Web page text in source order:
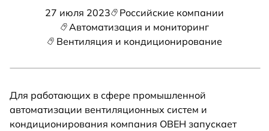
27 июля 2023
Российские компании
Автоматизация и мониторинг
Вентиляция и кондиционирование
Для работающих в сфере промышленной
автоматизации вентиляционных систем и
кондиционирования компания ОВЕН запускает